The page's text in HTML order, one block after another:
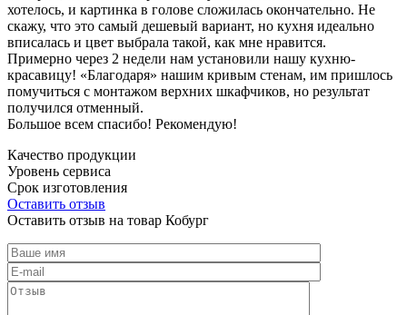
хотелось, и картинка в голове сложилась окончательно. Не
скажу, что это самый дешевый вариант, но кухня идеально
вписалась и цвет выбрала такой, как мне нравится.
Примерно через 2 недели нам установили нашу кухню-
красавицу! «Благодаря» нашим кривым стенам, им пришлось
помучиться с монтажом верхних шкафчиков, но результат
получился отменный.
Большое всем спасибо! Рекомендую!
Качество продукции
Уровень сервиса
Срок изготовления
Оставить отзыв
Оставить отзыв на товар Кобург